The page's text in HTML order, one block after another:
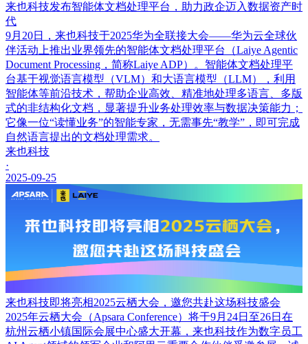
来也科技发布智能体文档处理平台，助力政企迈入数据资产时
代
9月20日，来也科技于2025华为全联接大会——华为云全球伙
伴活动上推出业界领先的智能体文档处理平台（Laiye Agentic
Document Processing，简称Laiye ADP）。智能体文档处理平
台基于视觉语言模型（VLM）和大语言模型（LLM），利用
智能体等前沿技术，帮助企业高效、精准地处理多语言、多版
式的非结构化文档，显著提升业务处理效率与数据决策能力；
它像一位“读懂业务”的智能专家，无需事先“教学”，即可完成
自然语言提出的文档处理需求。
来也科技
·
2025-09-25
来也科技即将亮相2025云栖大会，邀您共赴这场科技盛会
2025年云栖大会（Apsara Conference）将于9月24日至26日在
杭州云栖小镇国际会展中心盛大开幕，来也科技作为数字员工